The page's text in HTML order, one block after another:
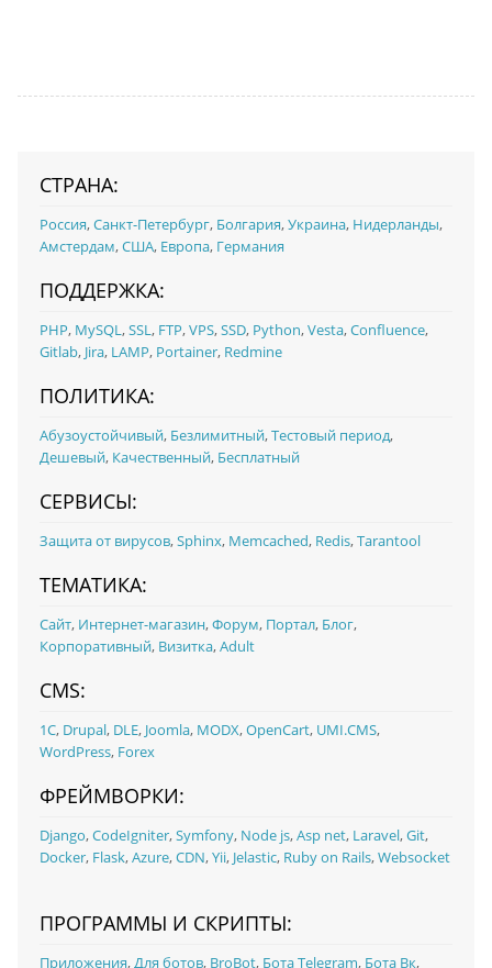
СТРАНА:
Россия,Санкт-Петербург, Болгария,Украина, Нидерланды,
Амстердам,США, Европа, Германия
ПОДДЕРЖКА:
PHP, MySQL,SSL, FTP,VPS,SSD, Python,Vesta,Confluence,
Gitlab, Jira, LAMP, Portainer, Redmine
ПОЛИТИКА:
Абузоустойчивый, Безлимитный,Тестовый период,
Дешевый, Качественный, Бесплатный
СЕРВИСЫ:
Защита от вирусов,Sphinx, Memcached, Redis,Tarantool
ТЕМАТИКА:
Сайт, Интернет-магазин,Форум, Портал, Блог,
Корпоративный, Визитка,Adult
CMS:
1С, Drupal, DLE, Joomla, MODX,OpenCart, UMI.CMS,
WordPress, Forex
ФРЕЙМВОРКИ:
Django,CodeIgniter,Symfony, Node js,Asp net, Laravel,Git,
Docker, Flask,Azure,CDN,Yii, Jelastic, Ruby on Rails,Websocket
ПРОГРАММЫ И СКРИПТЫ:
Приложения,Для ботов, BroBot, Бота Telegram, Бота Вк,